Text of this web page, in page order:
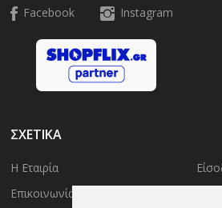
Facebook Instagram
ΣΧΕΤΙΚΑ
Η Εταιρία
Επικοινωνία